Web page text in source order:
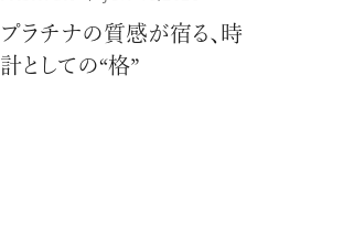
プラチナの質感が宿る、時
計としての“格”